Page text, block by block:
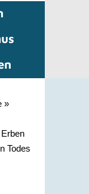
»
Erben
Todes